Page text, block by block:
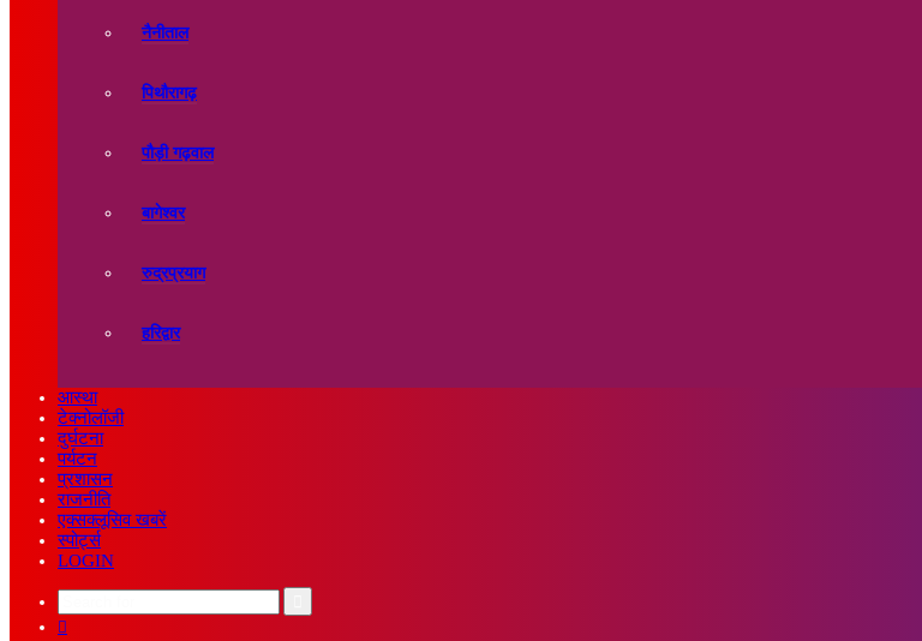
नैनीताल
पिथौरागढ़
पौड़ी गढ़वाल
बागेश्वर
रुद्रप्रयाग
हरिद्वार
आस्था
टेक्नोलॉजी
दुर्घटना
पर्यटन
प्रशासन
राजनीति
एक्सक्लूसिव खबरें
स्पोर्ट्स
LOGIN
Search